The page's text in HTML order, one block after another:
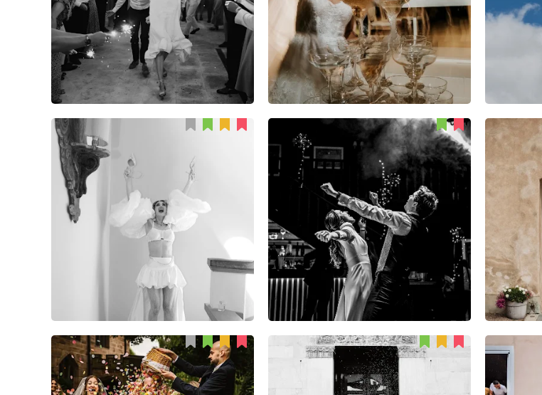
65 1 76 5 3
Лиза Улит
61 2 2
Jose miguel Ferrándiz
51 0 0